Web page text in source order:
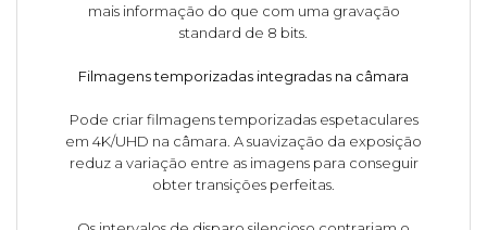
mais informação do que com uma gravação
standard de 8 bits.
Filmagens temporizadas integradas na câmara
Pode criar filmagens temporizadas espetaculares
em 4K/UHD na câmara. A suavização da exposição
reduz a variação entre as imagens para conseguir
obter transições perfeitas.